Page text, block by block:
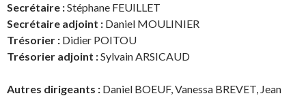
Secrétaire :Stéphane FEUILLET
Secrétaire adjoint : Daniel MOULINIER
Trésorier : Didier POITOU
Trésorier adjoint :Sylvain ARSICAUD
Autres dirigeants : Daniel BOEUF, Vanessa BREVET, Jean